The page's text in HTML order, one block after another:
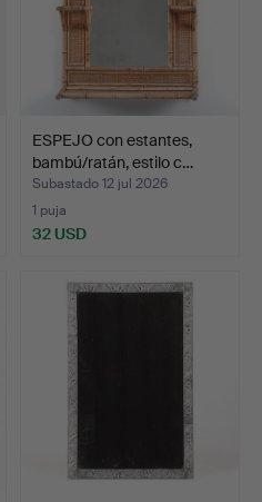
ESPEJO con estantes,
bambú/ratán, estilo c…
Subastado 12 jul 2026
1 puja
32 USD